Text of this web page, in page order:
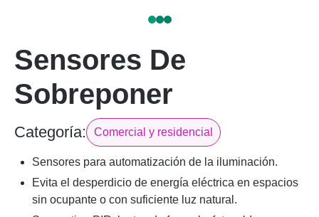
Sensores De
Sobreponer
Categoría: Comercial y residencial
Sensores para automatización de la iluminación.
Evita el desperdicio de energía eléctrica en espacios
sin ocupante o con suficiente luz natural.